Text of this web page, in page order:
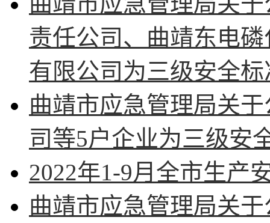
责任公司、曲靖东电
有限公司为三级安全
曲靖市应急管理局关
司等5户企业为三级安
2022年1-9月全市生产
曲靖市应急管理局关